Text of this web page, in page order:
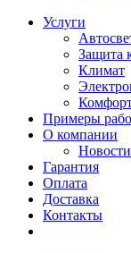
Услуги
Защита
Климат
Примеры
О компании
Новости
Гарантия
Оплата
Доставка
Контакты